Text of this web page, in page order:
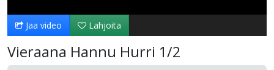
Jaa video Lahjoita
Vieraana Hannu Hurri 1/2